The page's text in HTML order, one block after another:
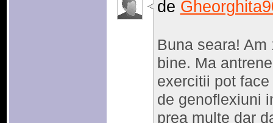
de
Buna seara!
bine. Ma
exercitii pot
de genoflexiuni
prea multe dar